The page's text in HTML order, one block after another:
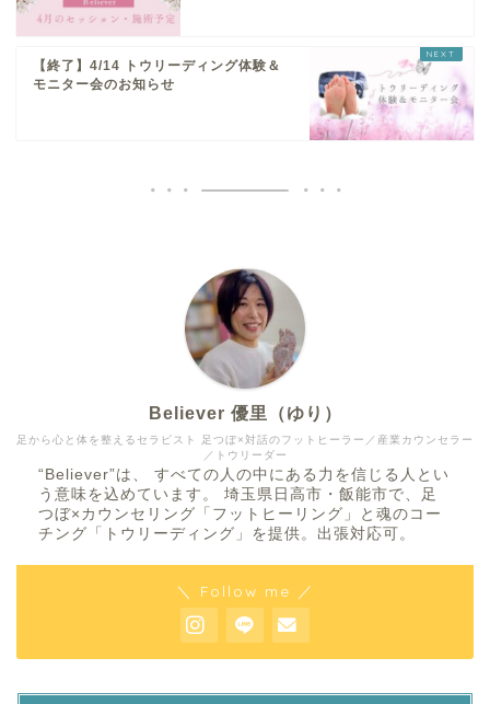
【終了】4/14 トウリーディング体験＆
モニター会のお知らせ
足から心と体を整えるセラピスト 足つぼ×対話のフットヒーラー／産業カウンセラー
／トウリーダー
Believer 優里（ゆり）
“Believer”は、 すべての人の中にある力を信じる人とい
う意味を込めています。 埼玉県日高市・飯能市で、足
つぼ×カウンセリング「フットヒーリング」と魂のコー
チング「トウリーディング」を提供。出張対応可。
＼ Follow me ／